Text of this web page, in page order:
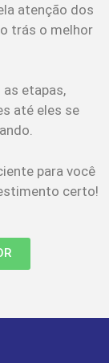
atenção dos
trás o melhor
etapas,
até eles se
para você
certo!